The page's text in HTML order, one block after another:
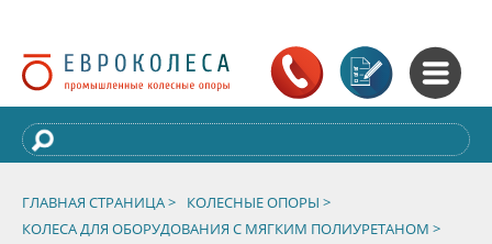
ГЛАВНАЯ СТРАНИЦА >
КОЛЕСНЫЕ ОПОРЫ >
КОЛЕСА ДЛЯ ОБОРУДОВАНИЯ С МЯГКИМ ПОЛИУРЕТАНОМ >